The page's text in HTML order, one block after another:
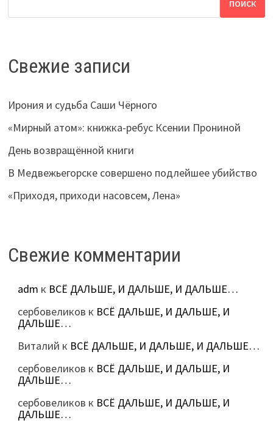
ПОИСК
Свежие записи
Ирония и судьба Саши Чёрного
«Мирный атом»: книжка-ребус Ксении Прониной
День возвращённой книги
В Медвежьегорске совершено подлейшее убийство
«Приходя, приходи насовсем, Лена»
Свежие комментарии
adm к ВСЁ ДАЛЬШЕ, И ДАЛЬШЕ, И ДАЛЬШЕ…
сербовеликов к ВСЁ ДАЛЬШЕ, И ДАЛЬШЕ, И
ДАЛЬШЕ…
Виталий к ВСЁ ДАЛЬШЕ, И ДАЛЬШЕ, И ДАЛЬШЕ…
сербовеликов к ВСЁ ДАЛЬШЕ, И ДАЛЬШЕ, И
ДАЛЬШЕ…
сербовеликов к ВСЁ ДАЛЬШЕ, И ДАЛЬШЕ, И
ДАЛЬШЕ…